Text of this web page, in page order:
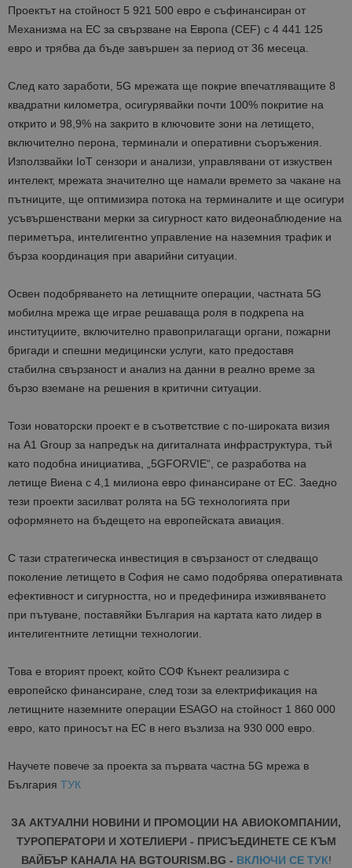
Проектът на стойност 5 921 500 евро е съфинансиран от
Механизма на ЕС за свързване на Европа (CEF) с 4 441 125
евро и трябва да бъде завършен за период от 36 месеца.
След като заработи, 5G мрежата ще покрие впечатляващите 8
квадратни километра, осигурявайки почти 100% покритие на
открито и 98,9% на закрито в ключовите зони на летището,
включително перона, терминали и оперативни съоръжения.
Използвайки IoT сензори и анализи, управлявани от изкуствен
интелект, мрежата значително ще намали времето за чакане на
пътниците, ще оптимизира потока на терминалите и ще осигури
усъвършенствани мерки за сигурност като видеонаблюдение на
периметъра, интелигентно управление на наземния трафик и
бърза координация при аварийни ситуации.
Освен подобряването на летищните операции, частната 5G
мобилна мрежа ще играе решаваща роля в подкрепа на
институциите, включително правоприлагащи органи, пожарни
бригади и спешни медицински услуги, като предоставя
стабилна свързаност и анализ на данни в реално време за
бързо вземане на решения в критични ситуации.
Този новаторски проект е в съответствие с по-широката визия
на A1 Group за напредък на дигиталната инфраструктура, тъй
като подобна инициатива, „5GFORVIE“, се разработва на
летище Виена с 4,1 милиона евро финансиране от ЕС. Заедно
тези проекти засилват ролята на 5G технологията при
оформянето на бъдещето на европейската авиация.
С тази стратегическа инвестиция в свързаност от следващо
поколение летището в София не само подобрява оперативната
ефективност и сигурността, но и предефинира изживяването
при пътуване, поставяйки България на картата като лидер в
интелигентните летищни технологии.
Това е вторият проект, който СОФ Кънект реализира с
европейско финансиране, след този за електрификация на
летищните наземните операции ESAGO на стойност 1 860 000
евро, като приносът на ЕС в него възлиза на 930 000 евро.
Научете повече за проекта за първата частна 5G мрежа в
България ТУК
ЗА АКТУАЛНИ НОВИНИ И ПРОМОЦИИ НА АВИОКОМПАНИИ,
ТУРОПЕРАТОРИ И ХОТЕЛИЕРИ - ПРИСЪЕДИНЕТЕ СЕ КЪМ
ВАЙБЪР КАНАЛА НА BGTOURISM.BG - ВКЛЮЧИ СЕ ТУК!